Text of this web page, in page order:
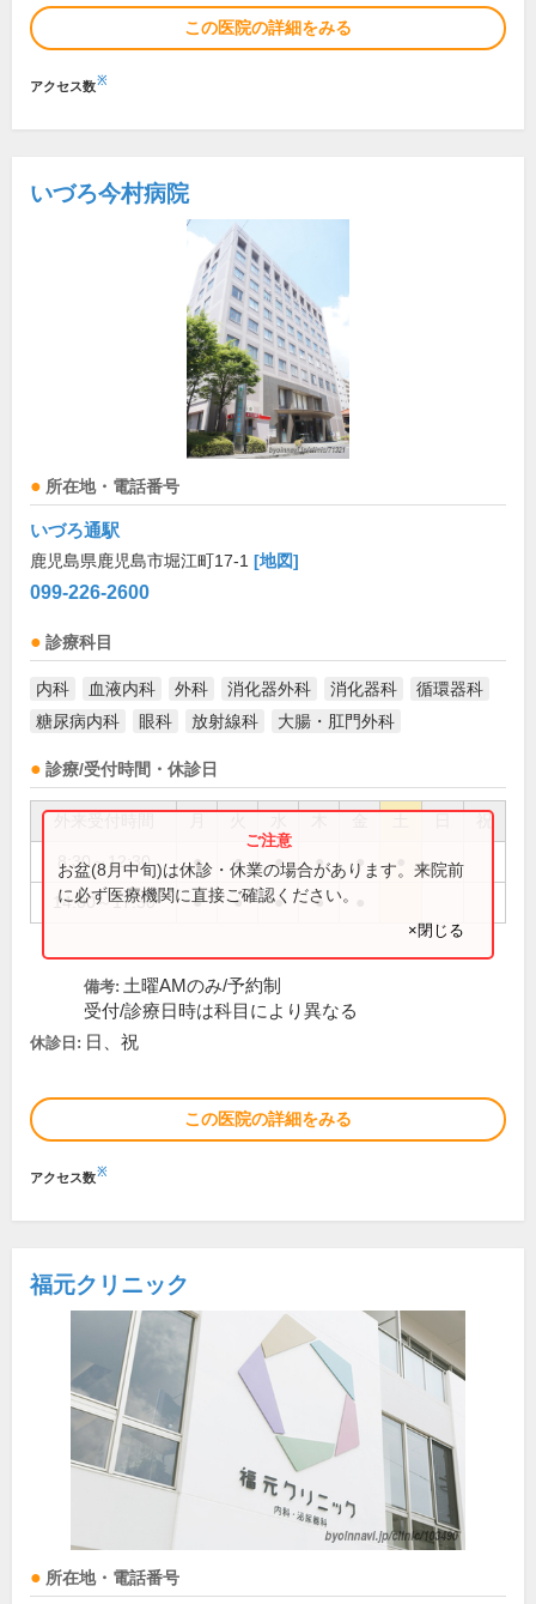
この医院の詳細をみる
アクセス数※
いづろ今村病院
所在地・電話番号
いづろ通駅
鹿児島県鹿児島市堀江町17-1 [地図]
099-226-2600
診療科目
内科 血液内科 外科 消化器外科 消化器科
循環器科
糖尿病内科
眼科 放射線科 大腸・肛門外科
診療/受付時間・休診日
祝
8:30～12:30 ● ● ● ● ●
14:00～17:30 ● ● ● ●
お盆(8月中旬)は休診・休業の場合があります。来院前
に必ず医療機関に直接ご確認ください。
×閉じる
備考: 土曜AMのみ/予約制
受付/診療日時は科目により異なる
休診日: 日、祝
この医院の詳細をみる
アクセス数※
福元クリニック
所在地・電話番号